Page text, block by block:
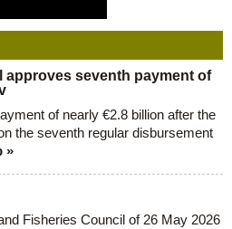
approves seventh payment of
of nearly €2.8 billion after the
the seventh regular disbursement
»
Fisheries Council of 26 May 2026